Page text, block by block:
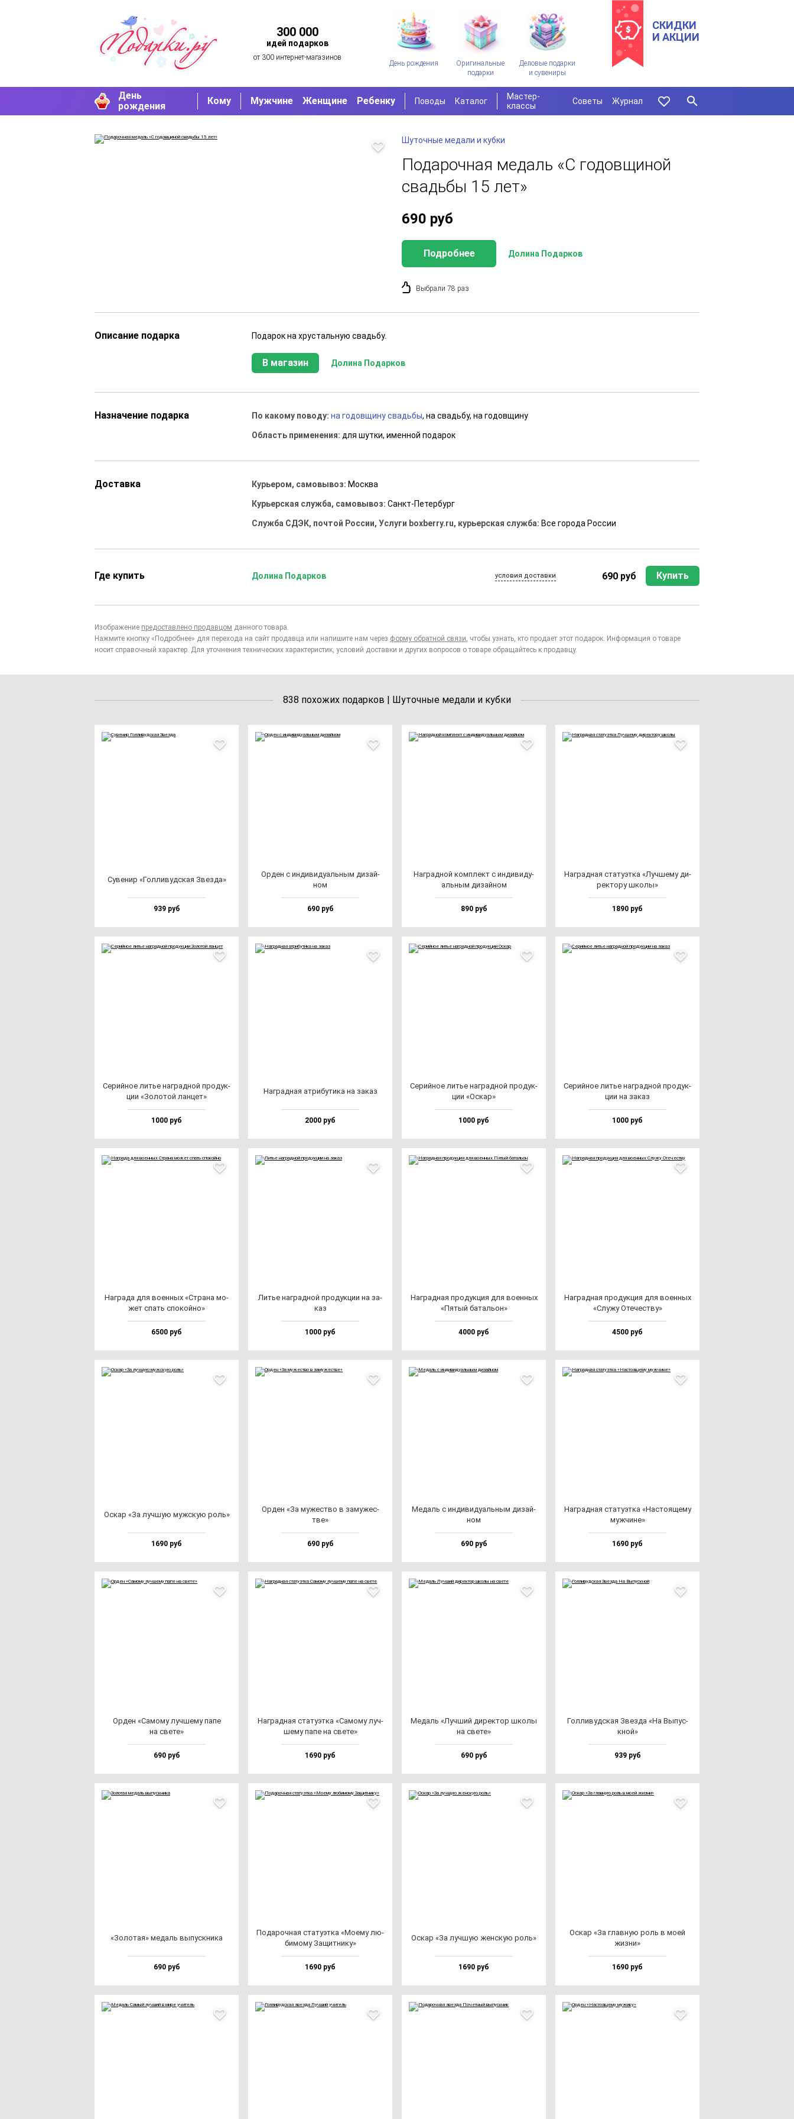
300 000
идей подарков
от 300 интернет-магазинов
День рождения
Оригинальные
подарки
Деловые подарки
и сувениры
СКИДКИ
И АКЦИИ
День
рождения
Кому Мужчине Женщине Ребенку Поводы Каталог
Мастер-
классы
Советы Журнал
Шуточные медали и кубки
Подарочная медаль «С годовщиной
свадьбы 15 лет»
690 руб
Подробнее Долина Подарков
Выбрали 78 раз
Описание подарка Подарок на хрустальную свадьбу.
В магазин Долина Подарков
Назначение подарка По какому поводу:на годовщину свадьбы, на свадьбу, на годовщину
Область применения:для шутки, именной подарок
Доставка Курьером, самовывоз: Москва
Курьерская служба, самовывоз:Санкт-Петербург
Служба СДЭК, почтой России, Услуги boxberry.ru, курьерская служба: Все города России
Где купить Долина Подарков условия доставки 690 руб Купить
Изображение предоставлено продавцом данного товара.
Нажмите кнопку «Подробнее» для перехода на сайт продавца или напишите нам через форму обратной связи, чтобы узнать, кто продает этот подарок. Информация о товаре
носит справочный характер. Для уточнения технических характеристик, условий доставки и других вопросов о товаре обращайтесь к продавцу.
838 похожих подарков | Шуточные медали и кубки
Суве­нир «Гол­ли­вуд­ская Звез­да»
939 руб
Орден с ин­ди­ви­ду­аль­ным ди­зай­
ном
690 руб
Наг­рад­ной ком­плект с ин­ди­ви­ду­
аль­ным ди­зай­ном
890 руб
Наг­рад­ная ста­ту­эт­ка «Луч­ше­му ди­
рек­то­ру шко­лы»
1890 руб
Серий­ное литье наг­рад­ной про­дук­
ции «Золо­той лан­цет»
1000 руб
Наг­рад­ная ат­ри­бу­ти­ка на за­каз
2000 руб
Серий­ное литье наг­рад­ной про­дук­
ции «Оскар»
1000 руб
Серий­ное литье наг­рад­ной про­дук­
ции на за­каз
1000 руб
Наг­ра­да для во­ен­ных «Стра­на мо­
жет спать спо­кой­но»
6500 руб
Литье наг­рад­ной про­дук­ции на за­
каз
1000 руб
Наг­рад­ная про­дук­ция для во­ен­ных
«Пятый ба­таль­он»
4000 руб
Наг­рад­ная про­дук­ция для во­ен­ных
«Слу­жу Оте­чес­тву»
4500 руб
Оскар «За луч­шую муж­скую роль»
1690 руб
Орден «За му­жес­тво в за­му­жес­
тве»
690 руб
Медаль с ин­ди­ви­ду­аль­ным ди­зай­
ном
690 руб
Наг­рад­ная ста­ту­эт­ка «Нас­то­яще­му
муж­чи­не»
1690 руб
Орден «Само­му луч­ше­му па­пе
на све­те»
690 руб
Наг­рад­ная ста­ту­эт­ка «Само­му луч­
ше­му па­пе на све­те»
1690 руб
Медаль «Луч­ший ди­рек­тор шко­лы
на све­те»
690 руб
Гол­ли­вуд­ская Звез­да «На Выпус­
кной»
939 руб
«Золо­тая» ме­даль вы­пус­кни­ка
690 руб
Пода­роч­ная ста­ту­эт­ка «Моему лю­
би­мо­му Защит­ни­ку»
1690 руб
Оскар «За луч­шую жен­скую роль»
1690 руб
Оскар «За глав­ную роль в моей
жиз­ни»
1690 руб